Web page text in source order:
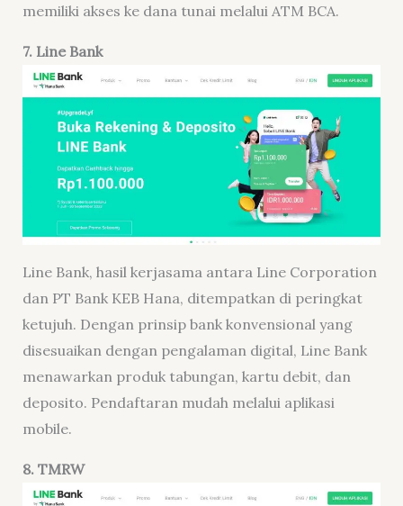
memiliki akses ke dana tunai melalui ATM BCA.
7. Line Bank
Line Bank, hasil kerjasama antara Line Corporation
dan PT Bank KEB Hana, ditempatkan di peringkat
ketujuh. Dengan prinsip bank konvensional yang
disesuaikan dengan pengalaman digital, Line Bank
menawarkan produk tabungan, kartu debit, dan
deposito. Pendaftaran mudah melalui aplikasi
mobile.
8. TMRW